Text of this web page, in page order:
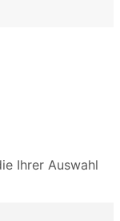
Ihrer Auswahl